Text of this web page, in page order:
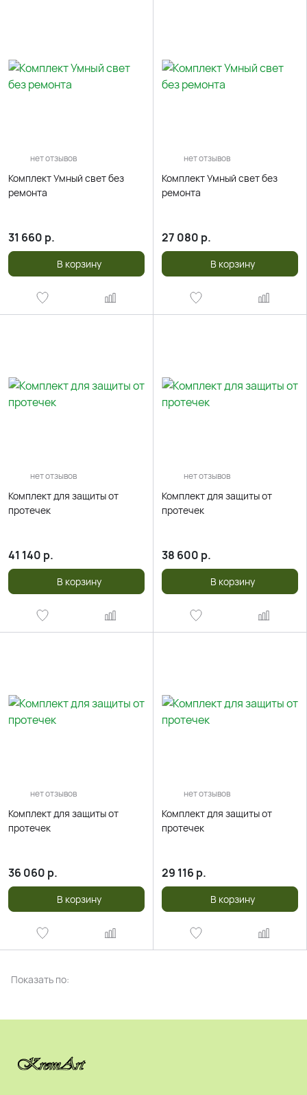
нет отзывов
Комплект Умный свет без
ремонта
31 660 р.
В корзину
нет отзывов
Комплект Умный свет без
ремонта
27 080 р.
В корзину
нет отзывов
Комплект для защиты от
протечек
41 140 р.
В корзину
нет отзывов
Комплект для защиты от
протечек
38 600 р.
В корзину
нет отзывов
Комплект для защиты от
протечек
36 060 р.
В корзину
нет отзывов
Комплект для защиты от
протечек
29 116 р.
В корзину
Показать по: